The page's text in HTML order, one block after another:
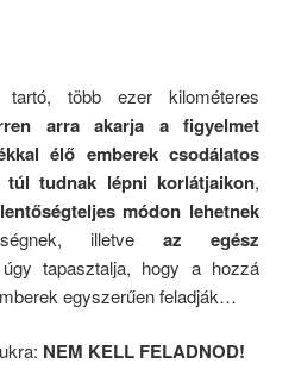
több ezer kilométeres
arra akarja a figyelmet
élő emberek csodálatos
tudnak lépni korlátjaikon,
módon lehetnek
illetve az egész
tapasztalja, hogy a hozzá
egyszerűen feladják…
NEM KELL FELADNOD!